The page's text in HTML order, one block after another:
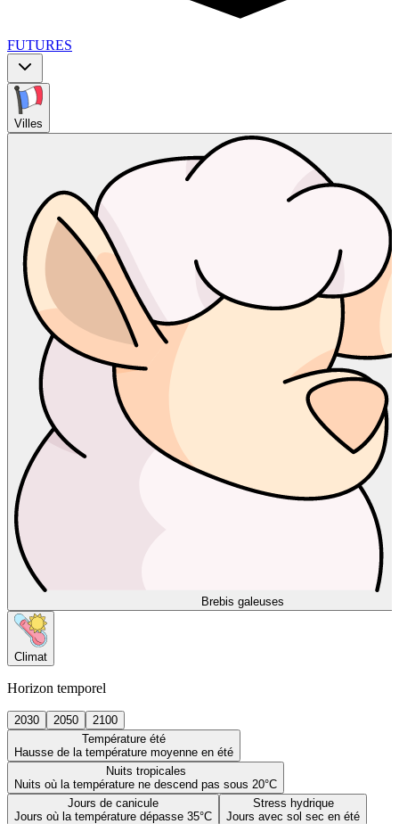
FUTURES
Villes
Brebis galeuses
Climat
Horizon temporel
2030 2050
2100
Température été
Hausse de la température moyenne en été
Nuits tropicales
Nuits où la température ne descend pas sous 20°C
Jours de canicule
Jours où la température dépasse 35°C
Stress hydrique
Jours avec sol sec en été